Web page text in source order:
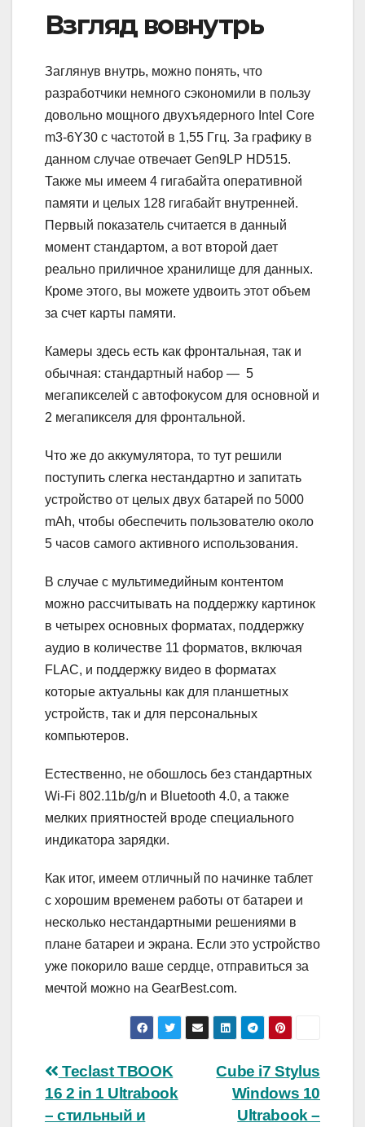
Взгляд вовнутрь
Заглянув внутрь, можно понять, что
разработчики немного сэкономили в пользу
довольно мощного двухъядерного Intel Core
m3-6Y30 с частотой в 1,55 Ггц. За графику в
данном случае отвечает Gen9LP HD515.
Также мы имеем 4 гигабайта оперативной
памяти и целых 128 гигабайт внутренней.
Первый показатель считается в данный
момент стандартом, а вот второй дает
реально приличное хранилище для данных.
Кроме этого, вы можете удвоить этот объем
за счет карты памяти.
Камеры здесь есть как фронтальная, так и
обычная: стандартный набор — 5
мегапикселей с автофокусом для основной и
2 мегапикселя для фронтальной.
Что же до аккумулятора, то тут решили
поступить слегка нестандартно и запитать
устройство от целых двух батарей по 5000
mAh, чтобы обеспечить пользователю около
5 часов самого активного использования.
В случае с мультимедийным контентом
можно рассчитывать на поддержку картинок
в четырех основных форматах, поддержку
аудио в количестве 11 форматов, включая
FLAC, и поддержку видео в форматах
которые актуальны как для планшетных
устройств, так и для персональных
компьютеров.
Естественно, не обошлось без стандартных
Wi-Fi 802.11b/g/n и Bluetooth 4.0, а также
мелких приятностей вроде специального
индикатора зарядки.
Как итог, имеем отличный по начинке таблет
с хорошим временем работы от батареи и
несколько нестандартными решениями в
плане батареи и экрана. Если это устройство
уже покорило ваше сердце, отправиться за
мечтой можно на GearBest.com.
Навигация
по
Cube i7 Stylus
Windows 10
Ultrabook –
Teclast TBOOK
16 2 in 1 Ultrabook
– стильный и